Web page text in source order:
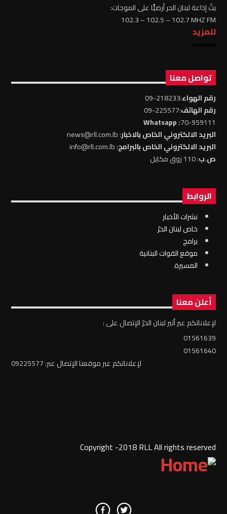
بثّ إذاعة لبنان الحر أرضيًّا على الموجات:
102.3 – 102.5 – 102.7 MHZ FM
للمزيد
تواصل معنا
رقم الهواء:218233-09
رقم الهاتف:225577-09
70-959111
: Whatsapp
البريد الالكتروني الخاص بالاخبار: news@rll.com.lb
البريد الالكتروني الخاص بالبرامج: info@rll.com.lb
ص.ب: 110 زوق مكايل
الروابط
نشرات الأخبار
خاص لبنان الحرّ
برامج
موقع القوات البنانية
المسيرة
أعلن معنا
لإعلاناتكم عبر أثير لبنان الحرّ الإتصال على :
01561639
01561640
لإعلاناتكم عبر موقعنا الإتصال عبر: 09225577
Copyright -2018 RLL All rights reserved